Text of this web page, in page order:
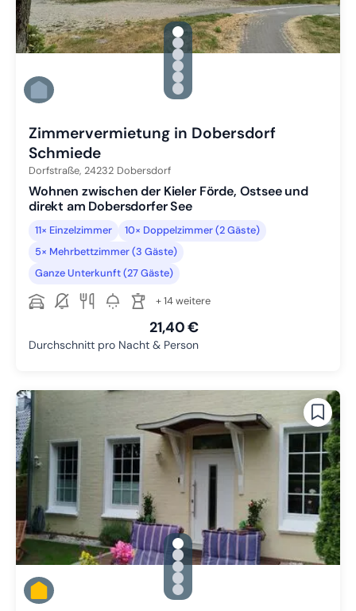
gallery.slide_selector
Zu Slide 1 wechseln
Zu Slide 2 wechseln
Zu Slide 3 wechseln
Zu Slide 4 wechseln
Zu Slide 5 wechseln
Zu Slide 6 wechseln
Zimmervermietung in Dobersdorf
Schmiede
Dorfstraße, 24232 Dobersdorf
Wohnen zwischen der Kieler Förde, Ostsee und
direkt am Dobersdorfer See
11× Einzelzimmer
10× Doppelzimmer (2 Gäste)
5× Mehrbettzimmer (3 Gäste)
Ganze Unterkunft (27 Gäste)
+ 14 weitere
21,40 €
Durchschnitt pro Nacht & Person
gallery.slide_selector
Zu Slide 1 wechseln
Zu Slide 2 wechseln
Zu Slide 3 wechseln
Zu Slide 4 wechseln
Zu Slide 5 wechseln